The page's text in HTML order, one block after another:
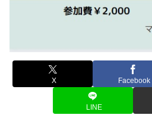
X Facebook
LINE